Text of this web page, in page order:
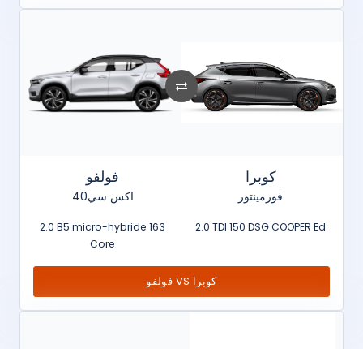
فولفو
اكس سي40
2.0 B5 micro-hybride 163
Core
كوبرا
فورمينتور
2.0 TDI 150 DSG COOPER Ed
فولفو VS كوبرا